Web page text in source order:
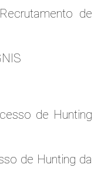
de
de Hunting
de Hunting da